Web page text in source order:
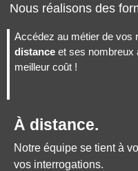
Nous réalisons des
Accédez au métier de vos
distance et ses nombreux
meilleur coût !
À distance.
Notre équipe se tient à
vos interrogations.